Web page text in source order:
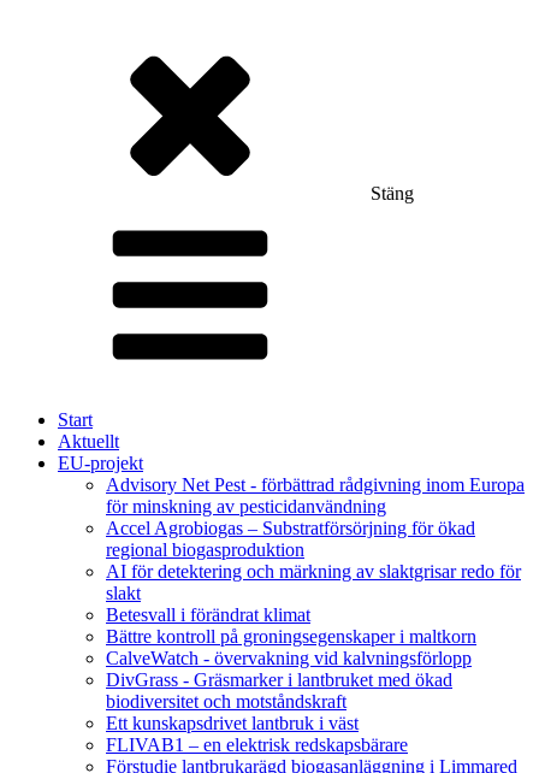
Stäng
Start
Aktuellt
EU-projekt
Advisory Net Pest - förbättrad rådgivning inom Europa
för minskning av pesticidanvändning
Accel Agrobiogas – Substratförsörjning för ökad
regional biogasproduktion
AI för detektering och märkning av slaktgrisar redo för
slakt
Betesvall i förändrat klimat
Bättre kontroll på groningsegenskaper i maltkorn
CalveWatch - övervakning vid kalvningsförlopp
DivGrass - Gräsmarker i lantbruket med ökad
biodiversitet och motståndskraft
Ett kunskapsdrivet lantbruk i väst
FLIVAB1 – en elektrisk redskapsbärare
Förstudie lantbrukarägd biogasanläggning i Limmared